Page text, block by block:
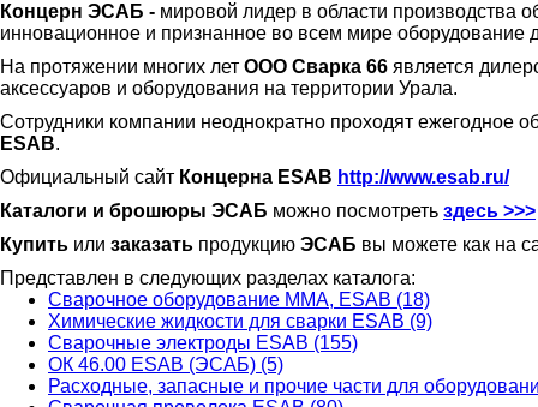
Концерн ЭСАБ - мировой лидер в области производства
инновационное и признанное во всем мире оборудование
На протяжении многих лет ООО Сварка 66 является
аксессуаров и оборудования на территории Урала.
Сотрудники компании неоднократно проходят
ESAB.
Официальный сайт Концерна ESAB http://www.esab.ru/
Каталоги и брошюры ЭСАБ можно посмотреть здесь >>>
Купить или заказать продукцию ЭСАБ вы можете как на
Представлен в следующих разделах каталога:
Сварочное оборудование ММА, ESAB (18)
Химические жидкости для сварки ESAB (9)
Сварочные электроды ESAB (155)
ОК 46.00 ESAB (ЭСАБ) (5)
Расходные, запасные и прочие части для